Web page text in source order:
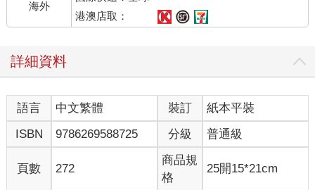
你要聽好了，失敗的壽星就再也不能吹蠟燭喔。」
不待莊天然回覆，女生對著所有人笑道：「大家好，我是這一場
「現在開始遊戲，抓內鬼。」
ＫＴＶ前方的大螢幕閃爍，切換成包廂內的監視器，畫面映出莊
天然站在正中間，其他人在他左右排成一列，每個人頭上有向左
的箭頭。
「現在，每個人口袋有一張撲克牌，只有其中一個人和所有人不
一樣，他就是內鬼。」
莊天然摸了摸自己的口袋，不知何時多出了一張牌。
他將撲克牌掏出一角，瞥了一眼，是一張黑桃Ａ。
「現在，從右邊開始，每個人依序對旁邊的人說一句話，暗示自
海外
港澳店取：
詳細資料
語言 中文繁體 裝訂
紙本平裝
ISBN
9786269588725 分級 普通級
頁數 272
商品規
格
25開15*21cm